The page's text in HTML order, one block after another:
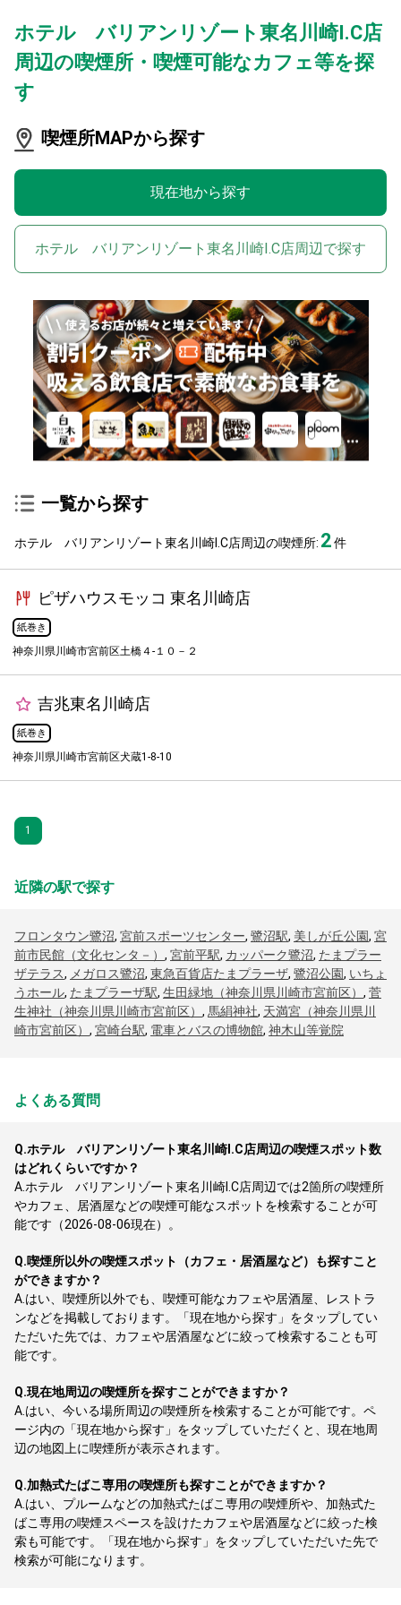
ホテル バリアンリゾート東名川崎I.C店
周辺の喫煙所・喫煙可能なカフェ等を探
す
喫煙所MAPから探す
現在地から探す
ホテル バリアンリゾート東名川崎I.C店周辺で探す
一覧から探す
ホテル バリアンリゾート東名川崎I.C店周辺の喫煙所: 2件
ピザハウスモッコ 東名川崎店
紙巻き
神奈川県川崎市宮前区土橋４-１０－２
吉兆東名川崎店
紙巻き
神奈川県川崎市宮前区犬蔵1-8-10
1
近隣の駅で探す
フロンタウン鷺沼, 宮前スポーツセンター, 鷺沼駅, 美しが丘公園, 宮
前市民館（文化センタ－） , 宮前平駅, カッパーク鷺沼, たまプラー
ザテラス, メガロス鷺沼, 東急百貨店たまプラーザ, 鷺沼公園, いちょ
うホール, たまプラーザ駅, 生田緑地（神奈川県川崎市宮前区） , 菅
生神社（神奈川県川崎市宮前区） , 馬絹神社, 天満宮（神奈川県川
崎市宮前区） , 宮崎台駅, 電車とバスの博物館, 神木山等覚院
よくある質問
Q.ホテル バリアンリゾート東名川崎I.C店周辺の喫煙スポット数
はどれくらいですか？
A. ホテル バリアンリゾート東名川崎I.C店周辺では2箇所の喫煙所
やカフェ、居酒屋などの喫煙可能なスポットを検索することが可
能です（2026-08-06現在）。
Q.喫煙所以外の喫煙スポット（カフェ・居酒屋など）も探すこと
ができますか？
A. はい、喫煙所以外でも、喫煙可能なカフェや居酒屋、レストラ
ンなどを掲載しております。「現在地から探す」をタップしてい
ただいた先では、カフェや居酒屋などに絞って検索することも可
能です。
Q.現在地周辺の喫煙所を探すことができますか？
A. はい、今いる場所周辺の喫煙所を検索することが可能です。ペ
ージ内の「現在地から探す」をタップしていただくと、現在地周
辺の地図上に喫煙所が表示されます。
Q.加熱式たばこ専用の喫煙所も探すことができますか？
A. はい、プルームなどの加熱式たばこ専用の喫煙所や、加熱式た
ばこ専用の喫煙スペースを設けたカフェや居酒屋などに絞った検
索も可能です。「現在地から探す」をタップしていただいた先で
検索が可能になります。